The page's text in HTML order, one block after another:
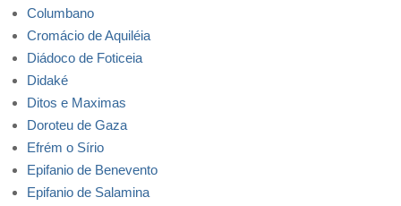
Columbano
Cromácio de Aquiléia
Diádoco de Foticeia
Didaké
Ditos e Maximas
Doroteu de Gaza
Efrém o Sírio
Epifanio de Benevento
Epifanio de Salamina